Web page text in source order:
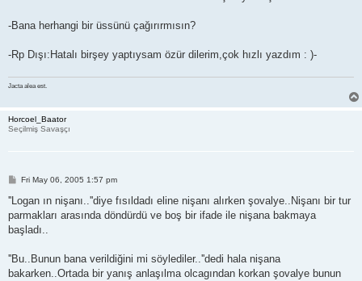
-Bana herhangi bir üssünü çağırırmısın?
-Rp Dışı:Hatalı birşey yaptıysam özür dilerim,çok hızlı yazdım : )-
Jacta alea est.
Horcoel_Baator
Seçilmiş Savaşçı
P
s
Fri May 06, 2005 1:57 pm
''Logan ın nişanı..''diye fısıldadı eline nişanı alırken şovalye..Nişanı bir tur
parmakları arasında döndürdü ve boş bir ifade ile nişana bakmaya
başladı..
''Bu..Bunun bana verildiğini mi söylediler..''dedi hala nişana
bakarken..Ortada bir yanış anlaşılma olcagından korkan şovalye bunun